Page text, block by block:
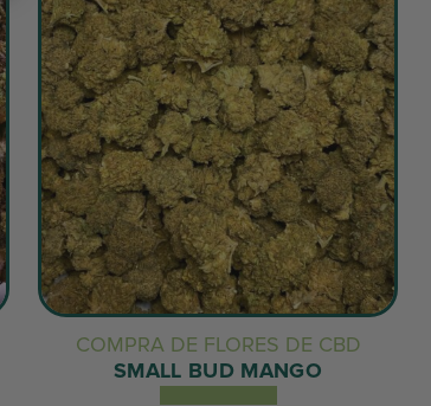
COMPRA DE FLORES DE CBD
SMALL BUD MANGO